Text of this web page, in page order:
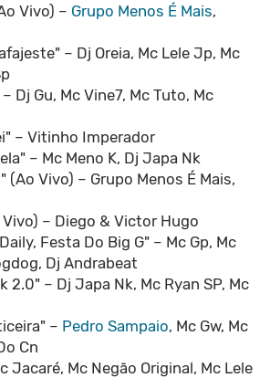
Vivo) – Grupo Menos É Mais,
– Dj Oreia, Mc Lele Jp, Mc
Dj Gu, Mc Vine7, Mc Tuto, Mc
– Vitinho Imperador
– Mc Meno K, Dj Japa Nk
(Ao Vivo) – Grupo Menos É Mais,
– Diego & Victor Hugo
Festa Do Big G" – Mc Gp, Mc
Dj Andrabeat
2.0" – Dj Japa Nk, Mc Ryan SP, Mc
– Pedro Sampaio, Mc Gw, Mc
Cn
Jacaré, Mc Negão Original, Mc Lele